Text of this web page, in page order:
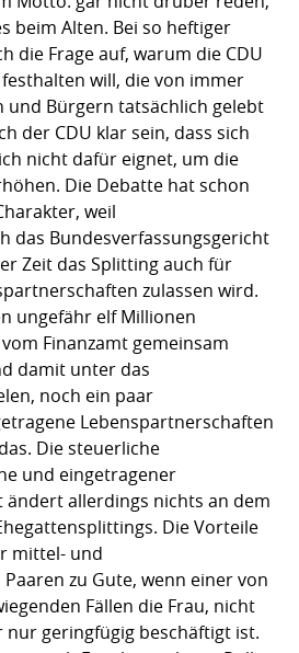
beim Alten. Bei so heftiger
die Frage auf, warum die CDU
will, die von immer
und Bürgern tatsächlich gelebt
der CDU klar sein, dass sich
nicht dafür eignet, um die
Die Debatte hat schon
weil
das Bundesverfassungsgericht
Zeit das Splitting auch für
zulassen wird.
ungefähr elf Millionen
Finanzamt gemeinsam
damit unter das
noch ein paar
Lebenspartnerschaften
Die steuerliche
und eingetragener
allerdings nichts an dem
Die Vorteile
mittel- und
zu Gute, wenn einer von
Fällen die Frau, nicht
geringfügig beschäftigt ist.